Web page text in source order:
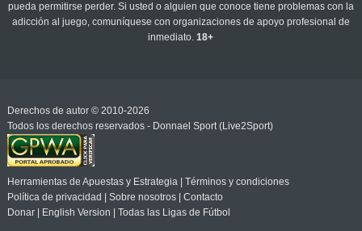
pueda permitirse perder. Si usted o alguien que conoce tiene problemas con la
adicción al juego, comuníquese con organizaciones de apoyo profesional de
inmediato.18+
Derechos de autor © 2010-2026
Todos los derechos reservados - Donnael Sport (Live2Sport)
Herramientas de Apuestas y Estrategia| Términos y condiciones
Política de privacidad
Sobre nosotros| Contacto
Donar| English Version Todas las Ligas de Fútbol